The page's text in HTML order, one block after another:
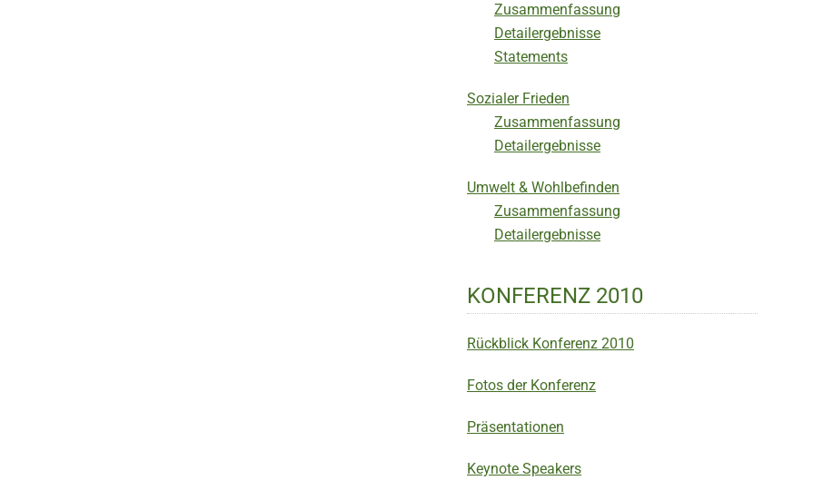
Zusammenfassung
Detailergebnisse
Statements
Sozialer Frieden
Zusammenfassung
Detailergebnisse
Umwelt & Wohlbefinden
Zusammenfassung
Detailergebnisse
KONFERENZ 2010
Rückblick Konferenz 2010
Fotos der Konferenz
Präsentationen
Keynote Speakers